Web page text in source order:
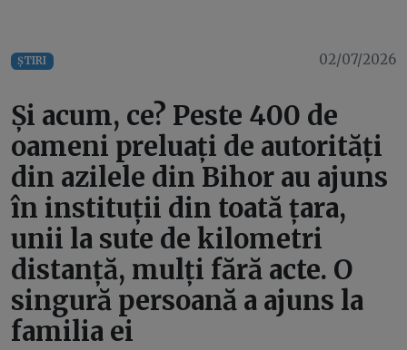
ȘTIRI 02/07/2026
Și acum, ce? Peste 400 de
oameni preluați de autorități
din azilele din Bihor au ajuns
în instituții din toată țara,
unii la sute de kilometri
distanță, mulți fără acte. O
singură persoană a ajuns la
familia ei